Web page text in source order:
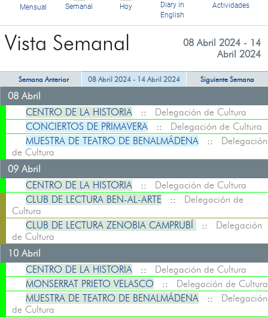
Mensual Semanal Hoy
Diary in
English
Actividades
Vista Semanal
08 Abril 2024 - 14
Abril 2024
Semana Anterior 08 Abril 2024 - 14 Abril 2024 Siguiente Semana
08 Abril
CENTRO DE LA HISTORIA :: Delegación de Cultura
CONCIERTOS DE PRIMAVERA :: Delegación de Cultura
MUESTRA DE TEATRO DE BENALMÁDENA :: Delegación
de Cultura
09 Abril
CENTRO DE LA HISTORIA :: Delegación de Cultura
CLUB DE LECTURA BEN-AL-ARTE :: Delegación de
Cultura
CLUB DE LECTURA ZENOBIA CAMPRUBÍ
:: Delegación
de Cultura
10 Abril
CENTRO DE LA HISTORIA :: Delegación de Cultura
MONSERRAT PRIETO VELASCO :: Delegación de Cultura
MUESTRA DE TEATRO DE BENALMÁDENA :: Delegación
de Cultura